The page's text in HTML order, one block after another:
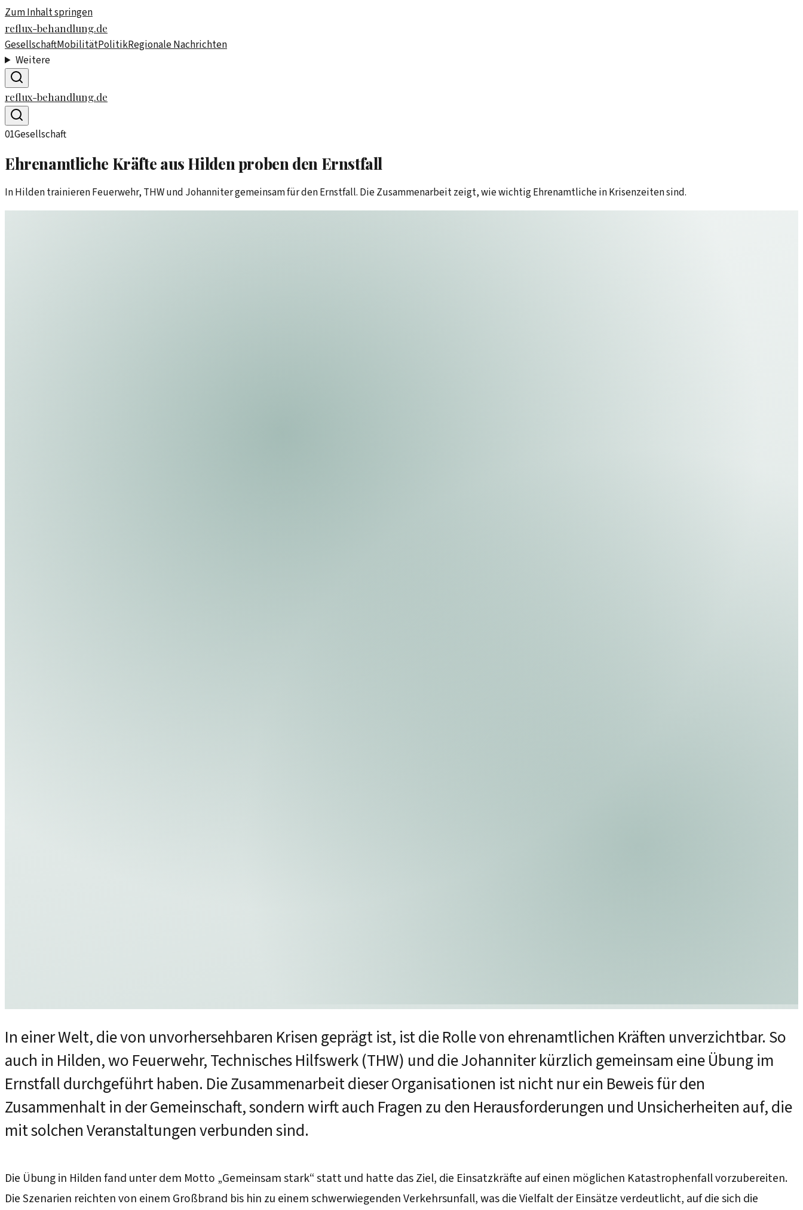
Zum Inhalt springen
reflux-behandlung.de
GesellschaftMobilitätPolitikRegionale Nachrichten
Weitere
reflux-behandlung.de
01Gesellschaft
Ehrenamtliche Kräfte aus Hilden proben den Ernstfall
In Hilden trainieren Feuerwehr, THW und Johanniter gemeinsam für den Ernstfall. Die Zusammenarbeit zeigt, wie wichtig Ehrenamtliche in Krisenzeiten sind.
In einer Welt, die von unvorhersehbaren Krisen geprägt ist, ist die Rolle von ehrenamtlichen Kräften unverzichtbar. So
auch in Hilden, wo Feuerwehr, Technisches Hilfswerk (THW) und die Johanniter kürzlich gemeinsam eine Übung im
Ernstfall durchgeführt haben. Die Zusammenarbeit dieser Organisationen ist nicht nur ein Beweis für den
Zusammenhalt in der Gemeinschaft, sondern wirft auch Fragen zu den Herausforderungen und Unsicherheiten auf, die
mit solchen Veranstaltungen verbunden sind.
Die Übung in Hilden fand unter dem Motto „Gemeinsam stark“ statt und hatte das Ziel, die Einsatzkräfte auf einen möglichen Katastrophenfall vorzubereiten.
Die Szenarien reichten von einem Großbrand bis hin zu einem schwerwiegenden Verkehrsunfall, was die Vielfalt der Einsätze verdeutlicht, auf die sich die